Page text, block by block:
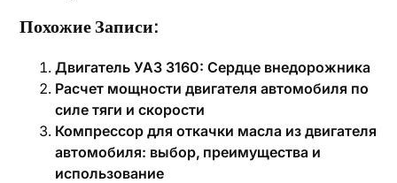
Похожие Записи:
Двигатель УАЗ 3160: Сердце внедорожника
Расчет мощности двигателя автомобиля по
силе тяги и скорости
Компрессор для откачки масла из двигателя
автомобиля: выбор‚ преимущества и
использование